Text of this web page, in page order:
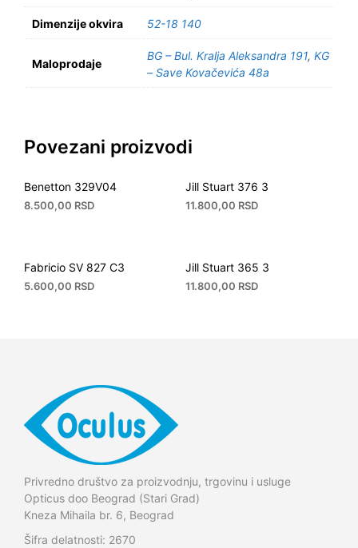
Dimenzije okvira 52-18 140
Maloprodaje
BG – Bul. Kralja Aleksandra 191, KG
– Save Kovačevića 48a
Povezani proizvodi
Benetton 329V04
8.500,00 RSD
Jill Stuart 376 3
11.800,00 RSD
Fabricio SV 827 C3
5.600,00 RSD
Jill Stuart 365 3
11.800,00 RSD
Privredno društvo za proizvodnju, trgovinu i usluge
Opticus doo Beograd (Stari Grad)
Kneza Mihaila br. 6, Beograd
Šifra delatnosti: 2670